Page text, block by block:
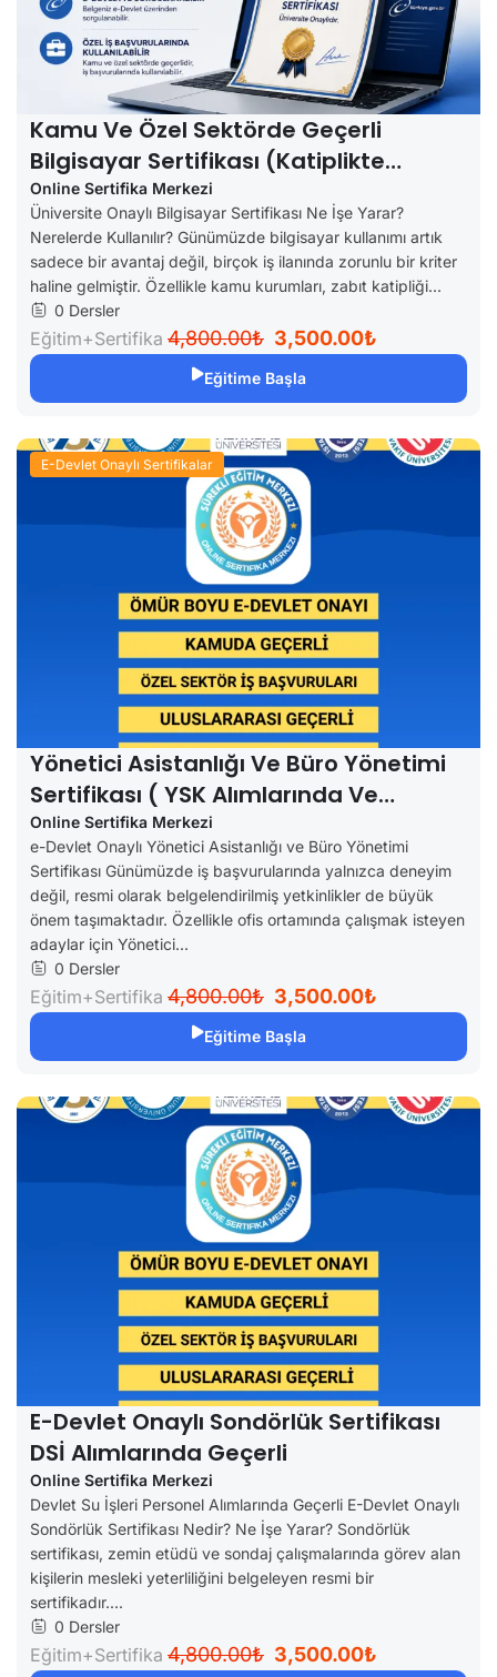
Kamu Ve Özel Sektörde Geçerli
Bilgisayar Sertifikası (Katiplikte
Geçerli)
Online Sertifika Merkezi
Üniversite Onaylı Bilgisayar Sertifikası Ne İşe Yarar?
Nerelerde Kullanılır? Günümüzde bilgisayar kullanımı artık
sadece bir avantaj değil, birçok iş ilanında zorunlu bir kriter
haline gelmiştir. Özellikle kamu kurumları, zabıt katipliği...
0 Dersler
Eğitim+Sertifika 4,800.00₺
Eğitime Başla
E-Devlet Onaylı Sertifikalar
Yönetici Asistanlığı Ve Büro Yönetimi
Sertifikası ( YSK Alımlarında Ve
Özellerde Geçerli)
Online Sertifika Merkezi
e-Devlet Onaylı Yönetici Asistanlığı ve Büro Yönetimi
Sertifikası Günümüzde iş başvurularında yalnızca deneyim
değil, resmi olarak belgelendirilmiş yetkinlikler de büyük
önem taşımaktadır. Özellikle ofis ortamında çalışmak isteyen
adaylar için Yönetici...
0 Dersler
Eğitim+Sertifika 4,800.00₺
Eğitime Başla
E-Devlet Onaylı Sondörlük Sertifikası
DSİ Alımlarında Geçerli
Online Sertifika Merkezi
Devlet Su İşleri Personel Alımlarında Geçerli E-Devlet Onaylı
Sondörlük Sertifikası Nedir? Ne İşe Yarar? Sondörlük
sertifikası, zemin etüdü ve sondaj çalışmalarında görev alan
kişilerin mesleki yeterliliğini belgeleyen resmi bir
sertifikadır....
0 Dersler